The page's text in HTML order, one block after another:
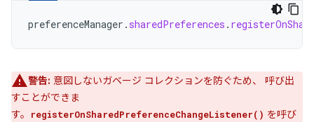
preferenceManager . sharedPreferences .
警告: 意図しないガベージ コレクションを防ぐため、 呼び出
すことができま
す。
registerOnSharedPreferenceChangeListener() を呼び